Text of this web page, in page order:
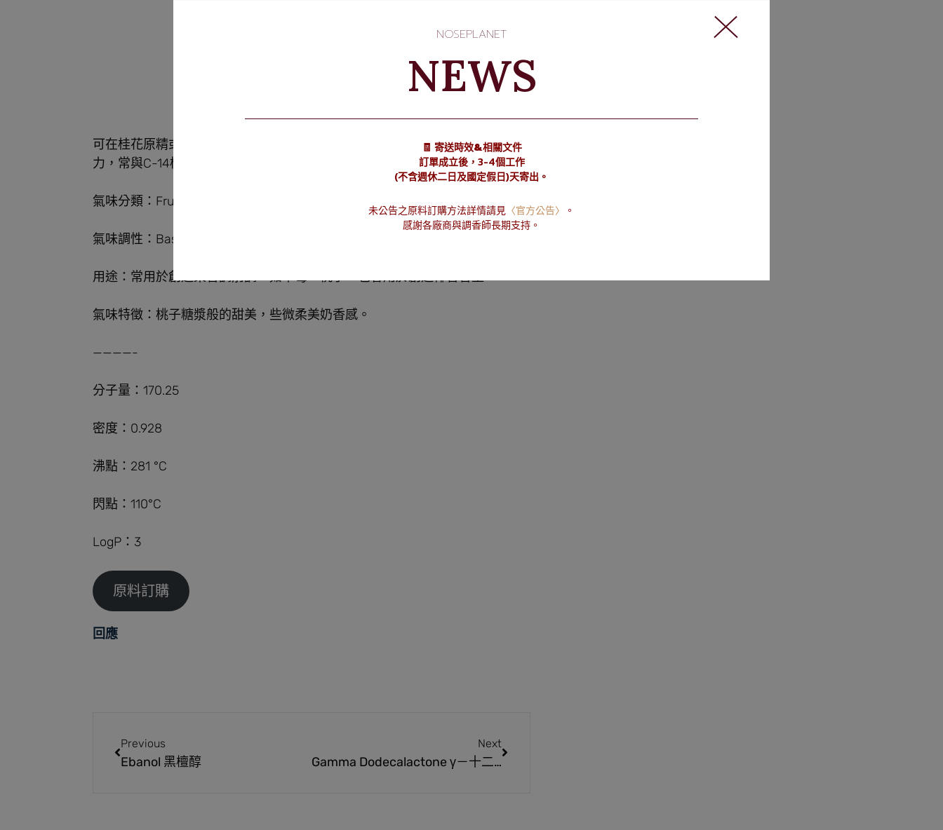
可在桂花原精或胡蘿蔔葉精油中提取丙位葵內酯，非常強大桃子般的果香擴散
力，常與C-14桃醛一起使用。
氣味分類：Fruity/Floral
氣味調性：Base
用途：常用於創造果香調前調，如草莓、桃子。也會用於創造椰香香型。
氣味特徵：桃子糖漿般的甜美，些微柔美奶香感。
————-
分子量：170.25
密度：0.928
沸點：281 °C
閃點：110°C
LogP：3
原料訂購
回應
Previous
Ebanol 黑檀醇
Next
Gamma Dodecalactone γ－十二內酯
NOSEPLANET
NEWS
🧾 寄送時效&相關文件
訂單成立後，3-4個工作
(不含週休二日及國定假日)天寄出。
未公告之原料訂購方法詳情請見 〈官方公告〉
。
感謝各廠商與調香師長期支持。